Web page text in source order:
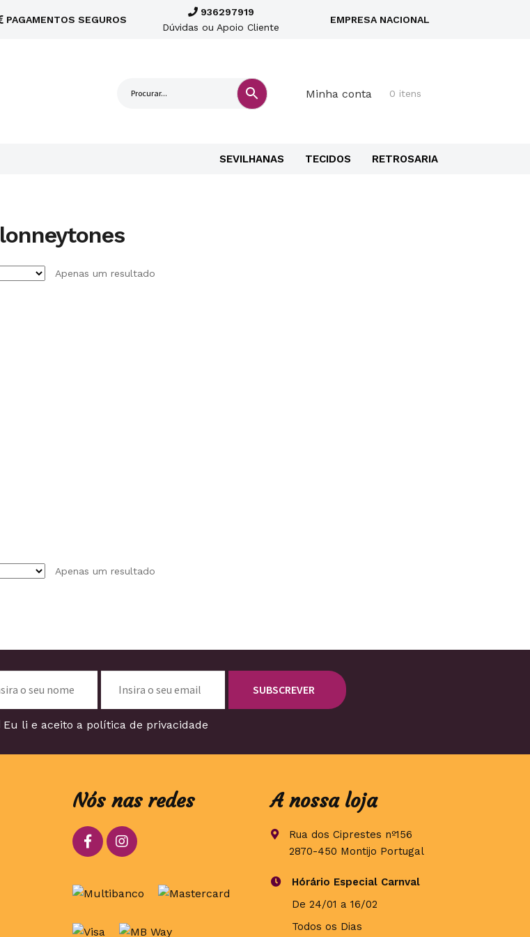
PAGAMENTOS SEGUROS
936297919
Dúvidas ou Apoio Cliente
EMPRESA NACIONAL
Minha conta 0 itens
SEVILHANAS TECIDOS RETROSARIA
lonneytones
Apenas um resultado
Apenas um resultado
Eu li e aceito a política de privacidade
Nós nas redes A nossa loja
Rua dos Ciprestes nº156
2870-450 Montijo Portugal
Hórário Especial Carnval
De 24/01 a 16/02
Todos os Dias